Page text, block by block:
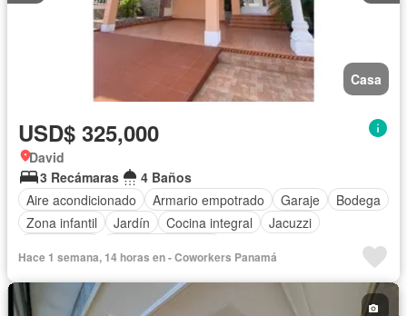
Casa
USD$ 325,000
David
3 Recámaras
4 Baños
Aire acondicionado
Armario empotrado Garaje
Bodega
Zona infantil
Jardín Cocina integral
Jacuzzi
Hace 1 semana, 14 horas en - Coworkers Panamá